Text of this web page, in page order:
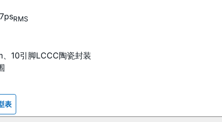
RMS
10引脚LCCC陶瓷封装
表